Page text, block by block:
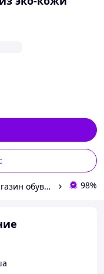
Продавец "Мои туфли" - интернет магазин обуви на все случаи жизни. 98%